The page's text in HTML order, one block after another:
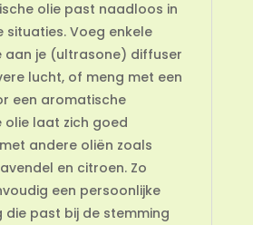
olie past naadloos in
situaties. Voeg enkele
aan je (ultrasone) diffuser
lucht, of meng met een
een aromatische
olie laat zich goed
andere oliën zoals
en citroen. Zo
een persoonlijke
die past bij de stemming